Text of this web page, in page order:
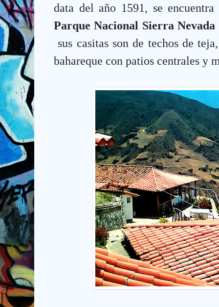
data del año 1591, se
Parque Nacional Sierra
sus casitas son de techos de
bahareque con patios centrales y